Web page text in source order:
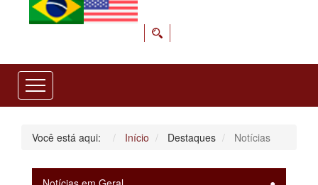
Você está aqui: Início Destaques Notícias